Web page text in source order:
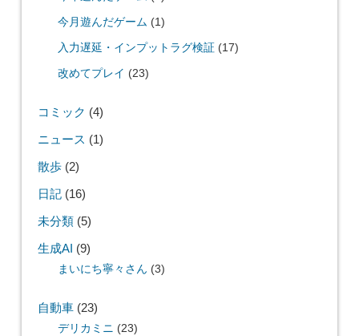
今月遊んだゲーム (1)
入力遅延・インプットラグ検証 (17)
改めてプレイ (23)
コミック (4)
ニュース (1)
散歩(2)
日記(16)
未分類(5)
生成AI (9)
まいにち寧々さん (3)
自動車(23)
デリカミニ (23)